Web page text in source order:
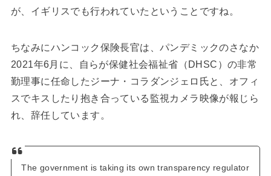
が、イギリスでも行われていたということですね。
ちなみにハンコック保険長官は、パンデミックのさなか
2021年6月に、自らが保健社会福祉省（DHSC）の非常
勤理事に任命したジーナ・コラダンジェロ氏と、オフィ
スでキスしたり抱き合っている監視カメラ映像が報じら
れ、辞任しています。
The government is taking its own transparency regulator